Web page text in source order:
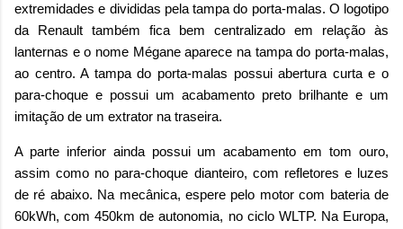
extremidades e divididas pela tampa do porta-malas. O logotipo
da Renault também fica bem centralizado em relação às
lanternas e o nome Mégane aparece na tampa do porta-malas,
ao centro. A tampa do porta-malas possui abertura curta e o
para-choque e possui um acabamento preto brilhante e um
imitação de um extrator na traseira.
A parte inferior ainda possui um acabamento em tom ouro,
assim como no para-choque dianteiro, com refletores e luzes
de ré abaixo. Na mecânica, espere pelo motor com bateria de
60kWh, com 450km de autonomia, no ciclo WLTP. Na Europa,